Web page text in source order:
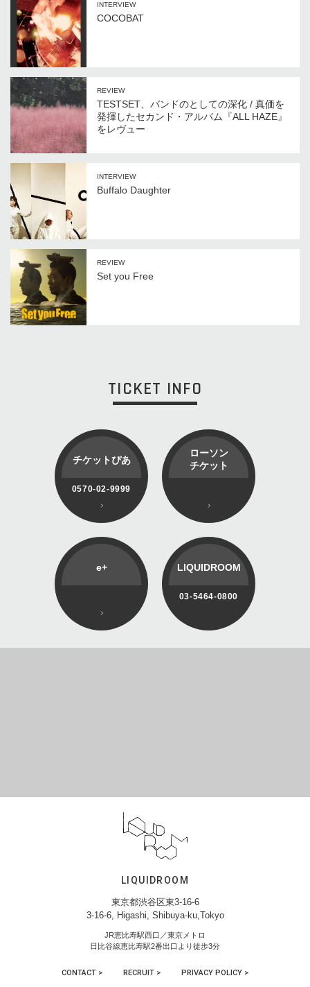
INTERVIEW
COCOBAT
REVIEW
TESTSET、バンドのとしての深化 / 真価を
発揮したセカンド・アルバム『ALL HAZE』
をレヴュー
INTERVIEW
Buffalo Daughter
REVIEW
Set you Free
TICKET INFO
チケットぴあ
0570-02-9999
ローソン
チケット
e+ LIQUIDROOM
03-5464-0800
LIQUIDROOM
東京都渋谷区東3-16-6
3-16-6, Higashi, Shibuya-ku,Tokyo
JR恵比寿駅西口／東京メトロ
日比谷線恵比寿駅2番出口より徒歩3分
CONTACT > RECRUIT > PRIVACY POLICY >